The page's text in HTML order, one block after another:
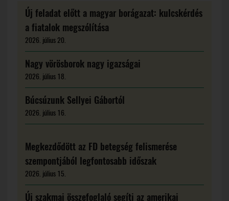
Új feladat előtt a magyar borágazat: kulcskérdés
a fiatalok megszólítása
2026. július 20.
Nagy vörösborok nagy igazságai
2026. július 18.
Búcsúzunk Sellyei Gábortól
2026. július 16.
Megkezdődött az FD betegség felismerése
szempontjából legfontosabb időszak
2026. július 15.
Új szakmai összefoglaló segíti az amerikai